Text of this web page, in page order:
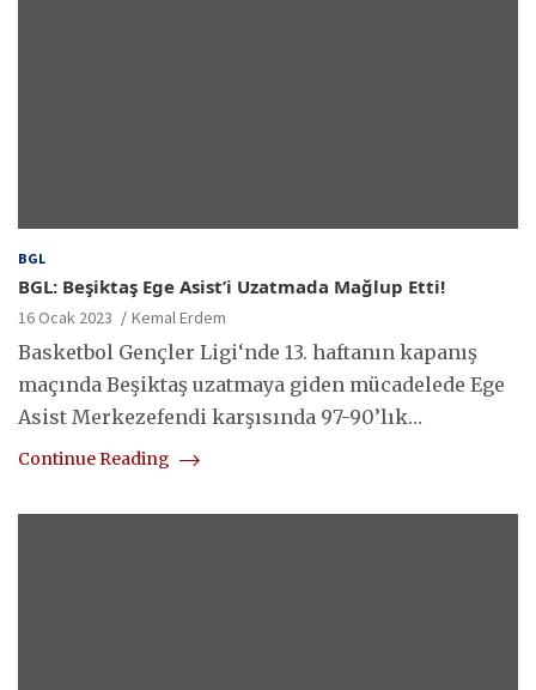
BGL
BGL: Beşiktaş Ege Asist’i Uzatmada Mağlup Etti!
16 Ocak 2023 Kemal Erdem
Basketbol Gençler Ligi‘nde 13. haftanın kapanış
maçında Beşiktaş uzatmaya giden mücadelede Ege
Asist Merkezefendi karşısında 97-90’lık…
Continue Reading